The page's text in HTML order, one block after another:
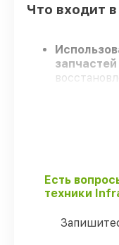
Что входит
запчастей
полным
Есть
техники